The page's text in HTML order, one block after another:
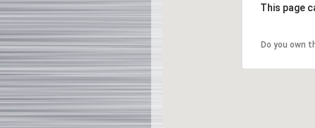
This page
Do you own